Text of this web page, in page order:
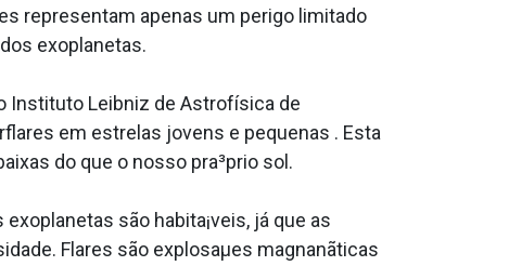
representam apenas um perigo limitado
exoplanetas.
Instituto Leibniz de Astrofísica de
em estrelas jovens e pequenas . Esta
do que o nosso pra³prio sol.
são habita¡veis, já que as
Flares são explosaµes magnanãticas